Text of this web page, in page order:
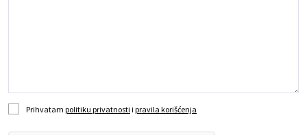
Prihvatam politiku privatnosti i pravila korišćenja